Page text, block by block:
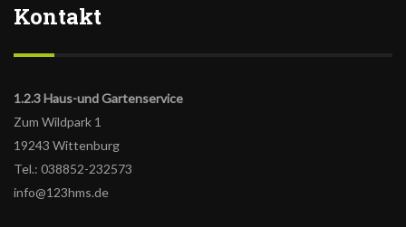
Kontakt
1.2.3 Haus-und Gartenservice
Zum Wildpark 1
19243 Wittenburg
Tel.: 038852-232573
info@123hms.de